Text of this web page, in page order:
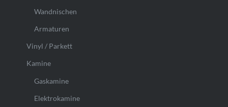
Wandnischen
Armaturen
Vinyl / Parkett
Kamine
Gaskamine
Elektrokamine